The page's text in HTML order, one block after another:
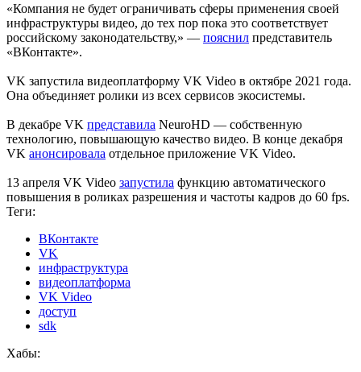
«Компания не будет ограничивать сферы применения своей
инфраструктуры видео, до тех пор пока это соответствует
российскому законодательству,» — пояснил представитель
«ВКонтакте».
VK запустила видеоплатформу VK Video в октябре 2021 года.
Она объединяет ролики из всех сервисов экосистемы.
В декабре VK представила NeuroHD — собственную
технологию, повышающую качество видео. В конце декабря
VK анонсировала отдельное приложение VK Video.
13 апреля VK Video запустила функцию автоматического
повышения в роликах разрешения и частоты кадров до 60 fps.
Теги:
ВКонтакте
VK
инфраструктура
видеоплатформа
VK Video
доступ
sdk
Хабы: